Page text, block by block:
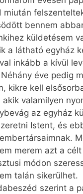
miután
bennem
küldetésem
a látható egyház
inkább a kívül
éve pedig
kikre kell
akik valamilyen
az egyház
Istent, és
merem azt a
módon
talán sikerülhet.
szerint a